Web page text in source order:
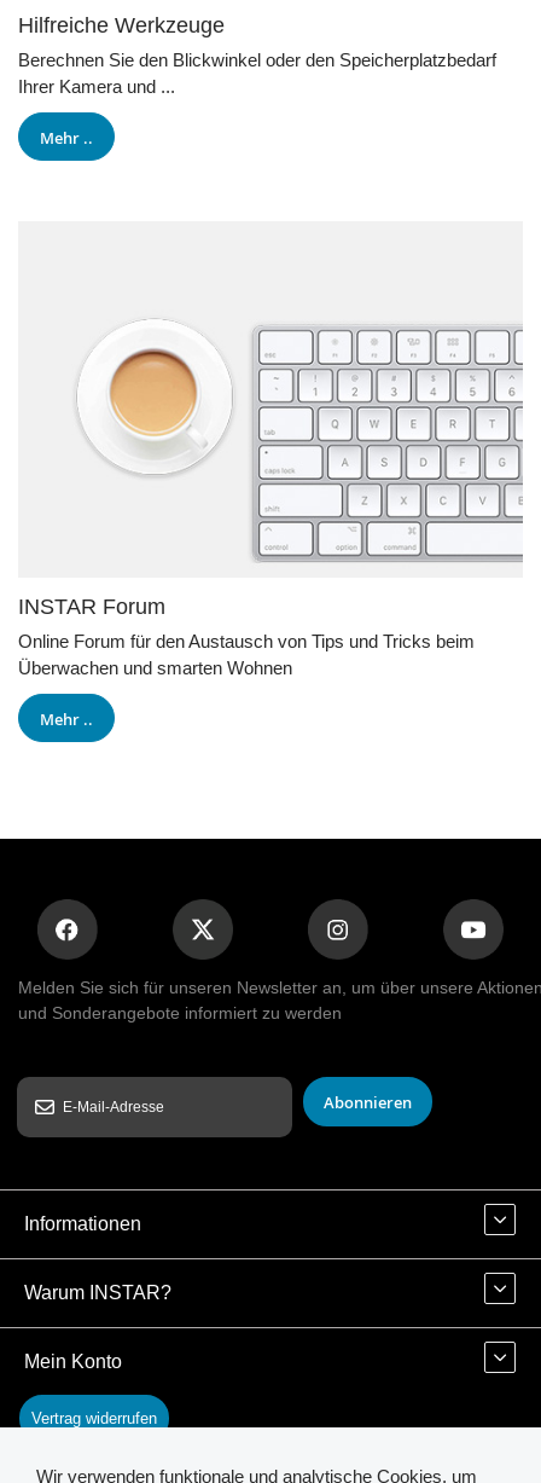
Hilfreiche Werkzeuge
Berechnen Sie den Blickwinkel oder den Speicherplatzbedarf
Ihrer Kamera und ...
Mehr ..
INSTAR Forum
Online Forum für den Austausch von Tips und Tricks beim
Überwachen und smarten Wohnen
Mehr ..
Melden Sie sich für unseren Newsletter an, um über unsere
und Sonderangebote informiert zu werden
Abonnieren
Informationen
Warum INSTAR?
Mein Konto
Vertrag widerrufen
Wir verwenden funktionale und analytische Cookies, um